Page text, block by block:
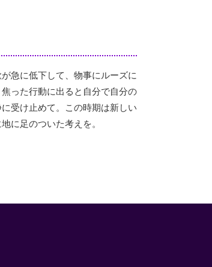
急に低下して、物事にルーズに
った行動に出ると自分で自分の
受け止めて。この時期は新しい
に足のついた考えを。